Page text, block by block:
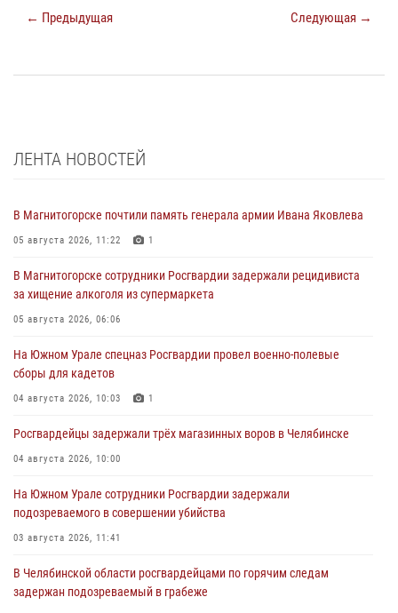
← Предыдущая Следующая →
ЛЕНТА НОВОСТЕЙ
В Магнитогорске почтили память генерала армии Ивана Яковлева
05 августа 2026, 11:22 1
В Магнитогорске сотрудники Росгвардии задержали рецидивиста
за хищение алкоголя из супермаркета
05 августа 2026, 06:06
На Южном Урале спецназ Росгвардии провел военно-полевые
сборы для кадетов
04 августа 2026, 10:03 1
Росгвардейцы задержали трёх магазинных воров в Челябинске
04 августа 2026, 10:00
На Южном Урале сотрудники Росгвардии задержали
подозреваемого в совершении убийства
03 августа 2026, 11:41
В Челябинской области росгвардейцами по горячим следам
задержан подозреваемый в грабеже